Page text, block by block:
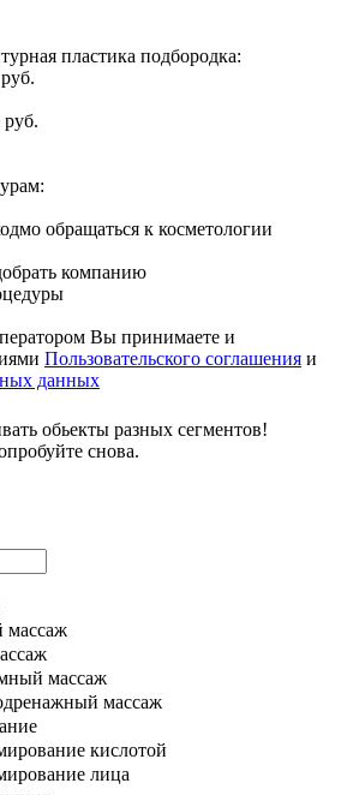
пластика подбородка:
руб.
обращаться к косметологии
компанию
Вы принимаете и
Пользовательского соглашения и
данных
обьекты разных сегментов!
снова.
массаж
массаж
массаж
кислотой
лица